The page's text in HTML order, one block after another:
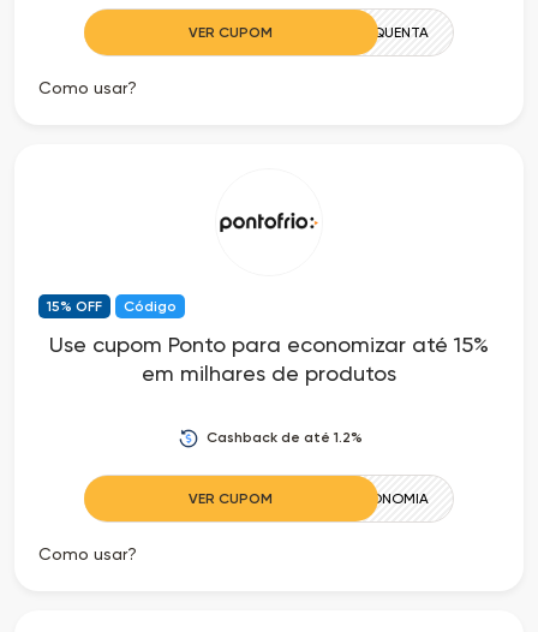
VER CUPOM ESQUENTA
Como usar?
15% OFF Código
Use cupom Ponto para economizar até 15%
em milhares de produtos
Cashback de até 1.2%
VER CUPOM ECONOMIA
Como usar?